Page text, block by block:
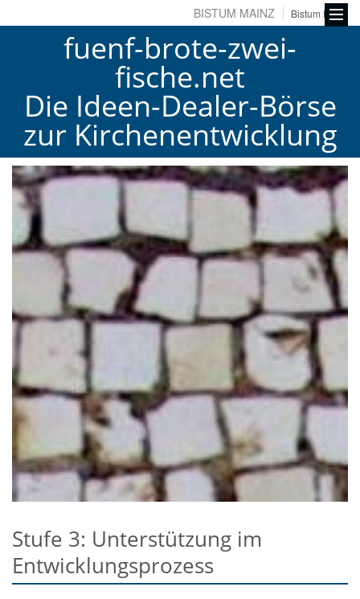
BISTUM MAINZ Bistum Fulda
fuenf-brote-zwei-
fische.net
Die Ideen-Dealer-Börse
zur Kirchenentwicklung
Stufe 3: Unterstützung im
Entwicklungsprozess